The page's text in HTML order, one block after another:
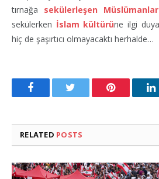
tırnağa sekülerleşen Müslümanlar
sekülerken İslam kültürüne ilgi
hiç de şaşırtıcı olmayacaktı herhalde…
Facebook Pinterest
RELATED POSTS